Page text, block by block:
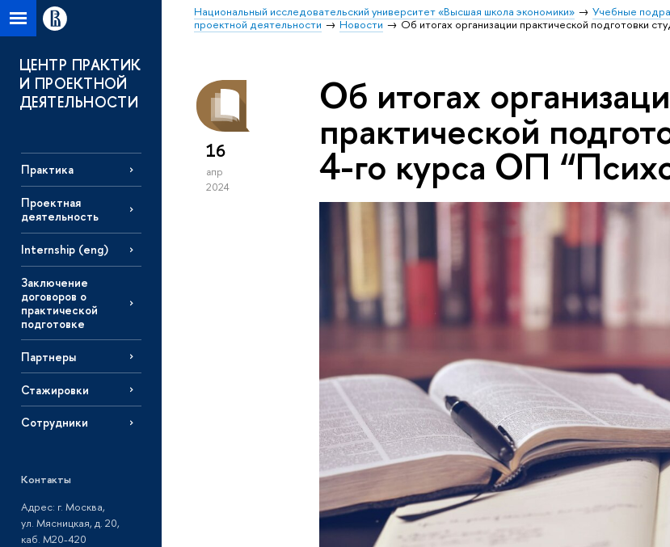
Национальный исследовательский университет «Высшая школа экономики» Учебные
проектной деятельности
Новости Об итогах организации практической подготовки
ЦЕНТР ПРАКТИК
И ПРОЕКТНОЙ
ДЕЯТЕЛЬНОСТИ
Практика
Проектная
деятельность
Internship (eng)
Заключение
договоров о
практической
подготовке
Партнеры
Стажировки
Сотрудники
Контакты
Адрес: г. Москва,
ул. Мясницкая, д. 20,
каб. М20-420
16
апр
2024
Об итогах
практической
4-го курса ОП